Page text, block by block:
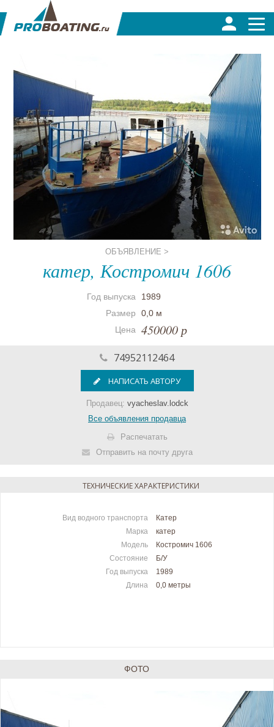
ОБЪЯВЛЕНИЕ >
катер, Костромич 1606
Год выпуска
1989
Размер
0,0 м
Цена
450000 р
74952112464
НАПИСАТЬ АВТОРУ
Продавец: vyacheslav.lodck
Все объявления продавца
Распечатать
Отправить на почту друга
ТЕХНИЧЕСКИЕ ХАРАКТЕРИСТИКИ
Вид водного транспорта
Катер
Марка
катер
Модель
Костромич 1606
Состояние
Б/У
Год выпуска
1989
Длина
0,0 метры
ФОТО